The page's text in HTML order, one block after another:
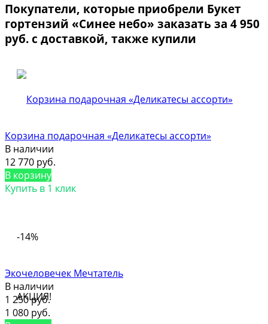
Покупатели, которые приобрели Букет
гортензий «Синее небо» заказать за 4 950
руб. с доставкой, также купили
Корзина подарочная «Деликатесы ассорти»
В наличии
12 770 руб.
В корзину
Купить в 1 клик
-14%
АКЦИЯ!
Экочеловечек Мечтатель
В наличии
1 250 руб.
1 080 руб.